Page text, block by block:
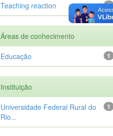
1
Teaching reaction
Áreas de conhecimento
1
Educação
Instituição
1
Universidade Federal Rural do
Rio...